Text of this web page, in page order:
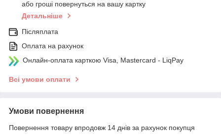
або гроші повернуться на вашу картку
Детальніше
Післяплата
Оплата на рахунок
Онлайн-оплата карткою Visa, Mastercard - LiqPay
Всі умови оплати
Умови повернення
Повернення товару впродовж 14 днів за рахунок покупця